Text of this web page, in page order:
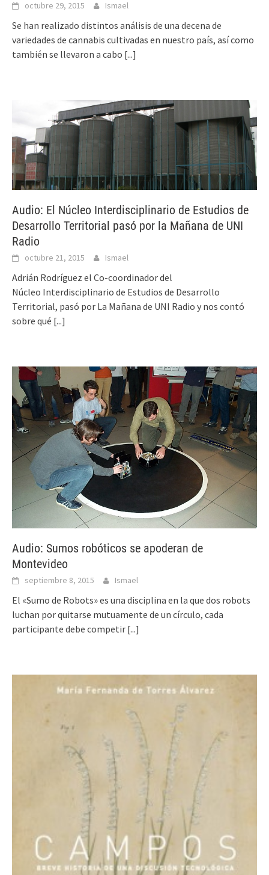
octubre 29, 2015 Ismael
Se han realizado distintos análisis de una decena de
variedades de cannabis cultivadas en nuestro país, así como
también se llevaron a cabo [...]
Audio: El Núcleo Interdisciplinario de Estudios de
Desarrollo Territorial pasó por la Mañana de UNI
Radio
octubre 21, 2015 Ismael
Adrián Rodríguez el Co-coordinador del
Núcleo Interdisciplinario de Estudios de Desarrollo
Territorial, pasó por La Mañana de UNI Radio y nos contó
sobre qué [...]
Audio: Sumos robóticos se apoderan de
Montevideo
septiembre 8, 2015 Ismael
El «Sumo de Robots» es una disciplina en la que dos robots
luchan por quitarse mutuamente de un círculo, cada
participante debe competir [...]